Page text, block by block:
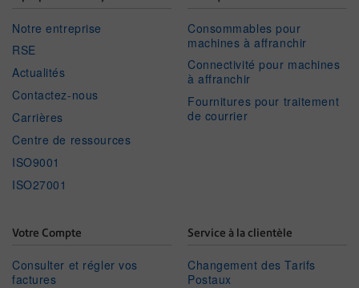
Notre entreprise
RSE
Actualités
Contactez-nous
Carrières
Centre de ressources
ISO9001
ISO27001
Consommables pour
machines à affranchir
Connectivité pour machines
à affranchir
Fournitures pour traitement
de courrier
Votre Compte
Consulter et régler vos
factures
Service à la clientèle
Changement des Tarifs
Postaux